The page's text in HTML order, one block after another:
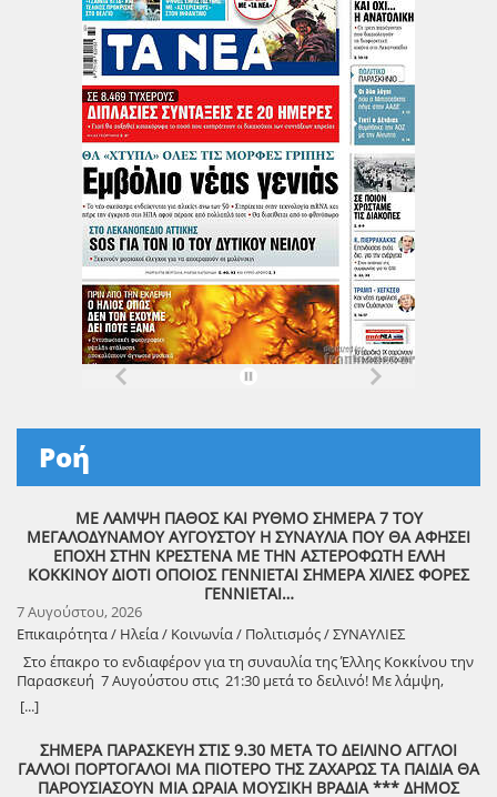
Ροή
ΜΕ ΛΑΜΨΗ ΠΑΘΟΣ ΚΑΙ ΡΥΘΜΟ ΣΗΜΕΡΑ 7 ΤΟΥ
ΜΕΓΑΛΟΔΥΝΑΜΟΥ ΑΥΓΟΥΣΤΟΥ Η ΣΥΝΑΥΛΙΑ ΠΟΥ ΘΑ ΑΦΗΣΕΙ
ΕΠΟΧΗ ΣΤΗΝ ΚΡΕΣΤΕΝΑ ΜΕ ΤΗΝ ΑΣΤΕΡΟΦΩΤΗ ΕΛΛΗ
ΚΟΚΚΙΝΟΥ ΔΙΟΤΙ ΟΠΟΙΟΣ ΓΕΝΝΙΕΤΑΙ ΣΗΜΕΡΑ ΧΙΛΙΕΣ ΦΟΡΕΣ
ΓΕΝΝΙΕΤΑΙ…
7 Αυγούστου, 2026
Επικαιρότητα / Ηλεία / Κοινωνία / Πολιτισμός / ΣΥΝΑΥΛΙΕΣ
Στο έπακρο το ενδιαφέρον για τη συναυλία της Έλλης Κοκκίνου την
Παρασκευή 7 Αυγούστου στις 21:30 μετά το δειλινό! Με λάμψη,
πάθος και ρυθμό! Στο χώρο Γιορτής Σταφίδας Κρεστένων με
διοργανωτή το Δήμο Ανδρίτσαινας-Κρεστένων Στο κατακόρυφο
για τη δωρεάν συναυλία της δημοφιλούς ερμηνεύτριας Έλλης
Κοκκίνου, την Παρασκευή 7 Αυγούστου 2026 και ώρα 21:30, στο
[...]
ΣΗΜΕΡΑ ΠΑΡΑΣΚΕΥΗ ΣΤΙΣ 9.30 ΜΕΤΑ ΤΟ ΔΕΙΛΙΝΟ ΑΓΓΛΟΙ
ΓΑΛΛΟΙ ΠΟΡΤΟΓΑΛΟΙ ΜΑ ΠΙΟΤΕΡΟ ΤΗΣ ΖΑΧΑΡΩΣ ΤΑ ΠΑΙΔΙΑ ΘΑ
ΠΑΡΟΥΣΙΑΣΟΥΝ ΜΙΑ ΩΡΑΙΑ ΜΟΥΣΙΚΗ ΒΡΑΔΙΑ *** ΔΗΜΟΣ